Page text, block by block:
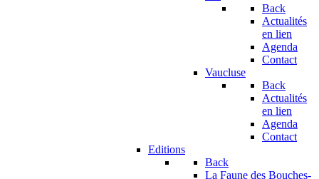
Back
Actualités
en lien
Agenda
Contact
Vaucluse
Back
Actualités
en lien
Agenda
Contact
Editions
Back
La Faune des Bouches-